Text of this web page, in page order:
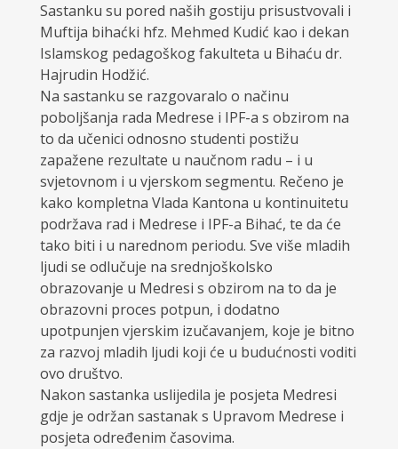
Sastanku su pored naših gostiju prisustvovali i
Muftija bihaćki hfz. Mehmed Kudić kao i dekan
Islamskog pedagoškog fakulteta u Bihaću dr.
Hajrudin Hodžić.
Na sastanku se razgovaralo o načinu
poboljšanja rada Medrese i IPF-a s obzirom na
to da učenici odnosno studenti postižu
zapažene rezultate u naučnom radu – i u
svjetovnom i u vjerskom segmentu. Rečeno je
kako kompletna Vlada Kantona u kontinuitetu
podržava rad i Medrese i IPF-a Bihać, te da će
tako biti i u narednom periodu. Sve više mladih
ljudi se odlučuje na srednjoškolsko
obrazovanje u Medresi s obzirom na to da je
obrazovni proces potpun, i dodatno
upotpunjen vjerskim izučavanjem, koje je bitno
za razvoj mladih ljudi koji će u budućnosti voditi
ovo društvo.
Nakon sastanka uslijedila je posjeta Medresi
gdje je održan sastanak s Upravom Medrese i
posjeta određenim časovima.